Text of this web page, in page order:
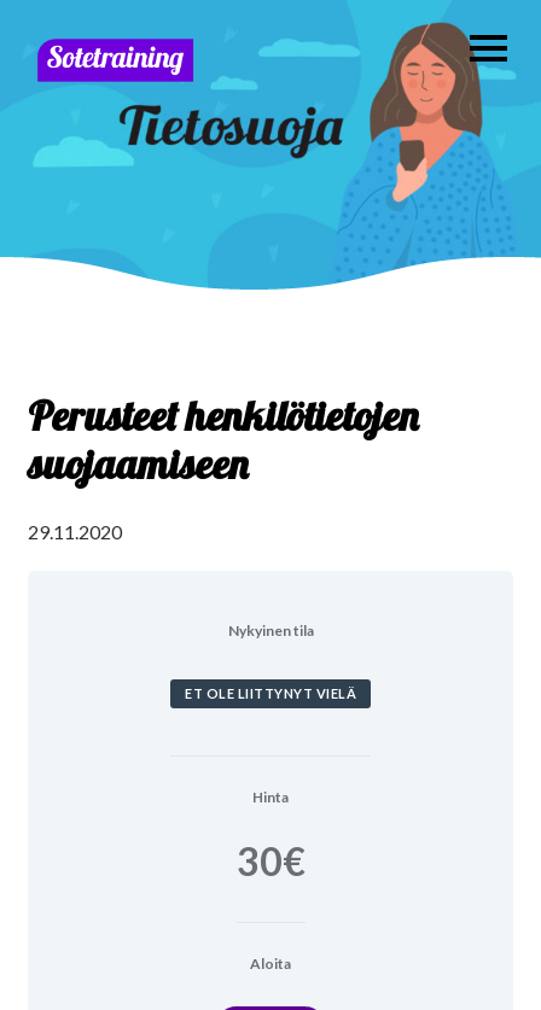
Perusteet henkilötietojen
suojaamiseen
29.11.2020
Nykyinen tila
ET OLE LIITTYNYT VIELÄ
Hinta
30€
Aloita